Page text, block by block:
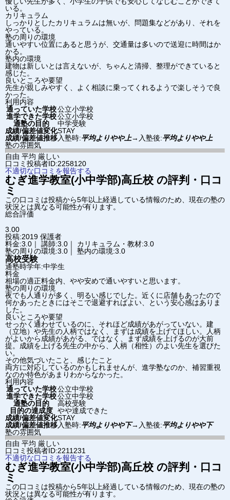
いる。
カリキュラム
しっかりとしたカリキュラムは無いが、問題集などがあり、それを
やっている。
塾の周りの環境
通いやすい位置にあると思うが、交通量は多いので送迎に時間はか
かる。
塾内の環境
建物は新しいとは言えないが、ちゃんと清掃、整理ができていると
感じた。
良いところや要望
先生が親しみやすく、よく相談に乗ってくれるようで楽しそうで良
かった。
利用内容
通っていた学校公立小学校
進学できた学校公立小学校
通塾の目的
中学受験
成績/偏差値変化STAY
成績/偏差値推移入塾時:平均よりやや上→ 入塾後:平均よりやや上
塾の雰囲気
自由 平均 厳しい
口コミ投稿者ID:2258120
不適切な口コミを報告する
むぎ進学教室(小中学部)高丘校 の評判・口コ
ミ
この口コミは投稿から5年以上経過している情報のため、現在の塾の
状況とは異なる可能性が有ります。
総合評価
3.00
投稿:2019 保護者
料金:3.0｜ 講師:3.0｜ カリキュラム・教材:3.0
塾の周りの環境:3.0｜ 塾内の環境:3.0
高校受験
通塾時学年:中学生
料金
相場の適正料金内、やや安めで通いやすいと思います。
塾の周りの環境
夜でも人通りが多く、明るい感じでした。近くに店舗もあったので
何かあったときにはそこで退避すればよい、という安心感はありま
した。
良いところや要望
せっかく通わせているのに、それほど成績があがっていない。建
（立地）や先生の人柄ではなく、まずは成績を上げてほしい。人柄
がよいから成績があがる、ではなく、まず成績を上げるのが大前
提。成績を上げる先生の中から、人柄（相性）のよい先生を選びた
い。
その他気づいたこと、感じたこと
両方に対応しているのかもしれませんが、進学塾なのか、補習重視
なのか特色があまりわからなかった。
利用内容
通っていた学校公立中学校
進学できた学校公立中学校
通塾の目的
高校受験
目的の達成度 やや達成できた
成績/偏差値変化STAY
成績/偏差値推移入塾時:平均よりやや下→ 入塾後:平均よりやや下
塾の雰囲気
自由 平均 厳しい
口コミ投稿者ID:2211231
不適切な口コミを報告する
むぎ進学教室(小中学部)高丘校 の評判・口コ
ミ
この口コミは投稿から5年以上経過している情報のため、現在の塾の
状況とは異なる可能性が有ります。